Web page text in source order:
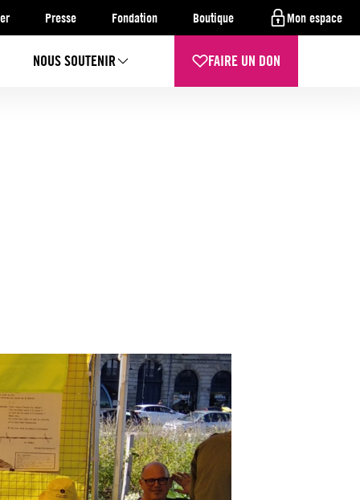
Presse Fondation Boutique Mon espace
NOUS SOUTENIR FAIRE UN DON